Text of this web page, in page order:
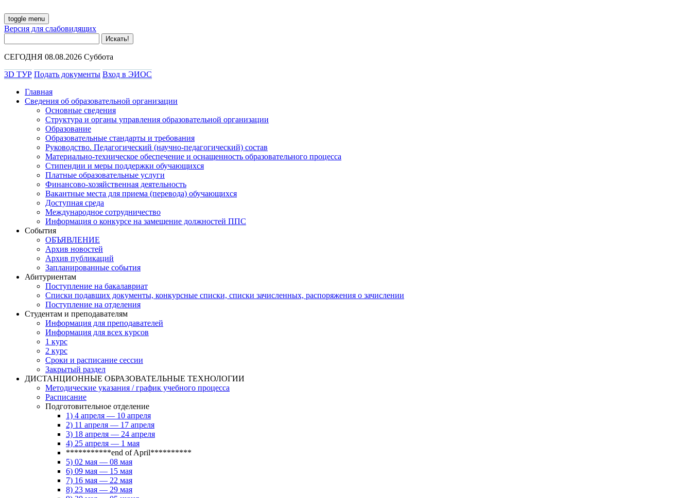
toggle menu
Версия для слабовидящих
СЕГОДНЯ 08.08.2026 Суббота
3D ТУР Подать документы Вход в ЭИОС
Главная
Сведения об образовательной организации
Основные сведения
Структура и органы управления образовательной организации
Образование
Образовательные стандарты и требования
Руководство. Педагогический (научно-педагогический) состав
Материально-техническое обеспечение и оснащенность образовательного процесса
Стипендии и меры поддержки обучающихся
Платные образовательные услуги
Финансово-хозяйственная деятельность
Вакантные места для приема (перевода) обучающихся
Доступная среда
Международное сотрудничество
Информация о конкурсе на замещение должностей ППС
События
ОБЪЯВЛЕНИЕ
Архив новостей
Архив публикаций
Запланированные события
Абитуриентам
Поступление на бакалавриат
Списки подавших документы, конкурсные списки, списки зачисленных, распоряжения о зачислении
Поступление на отделения
Студентам и преподавателям
Информация для преподавателей
Информация для всех курсов
1 курс
2 курс
Сроки и расписание сессии
Закрытый раздел
ДИСТАНЦИОННЫЕ ОБРАЗОВАТЕЛЬНЫЕ ТЕХНОЛОГИИ
Методические указания / график учебного процесса
Расписание
Подготовительное отделение
1) 4 апреля — 10 апреля
2) 11 апреля — 17 апреля
3) 18 апреля — 24 апреля
4) 25 апреля — 1 мая
***********end of April**********
5) 02 мая — 08 мая
6) 09 мая — 15 мая
7) 16 мая — 22 мая
8) 23 мая — 29 мая